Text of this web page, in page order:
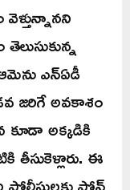
ఎన్ఏడీ
జరిగే అవకాశం
అక్కడికి
తీసుకెళ్లారు. ఈ